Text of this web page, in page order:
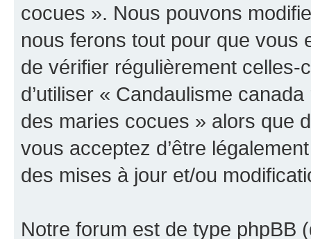
cocues ». Nous pouvons
nous ferons tout pour que vous
de vérifier régulièrement
d’utiliser « Candaulisme
des maries cocues » alors que
vous acceptez d’être
des mises à jour et/ou
Notre forum est de type phpBB